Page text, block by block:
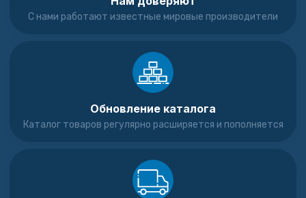
С нами работают известные мировые производители
Обновление каталога
Каталог товаров регулярно расширяется и пополняется